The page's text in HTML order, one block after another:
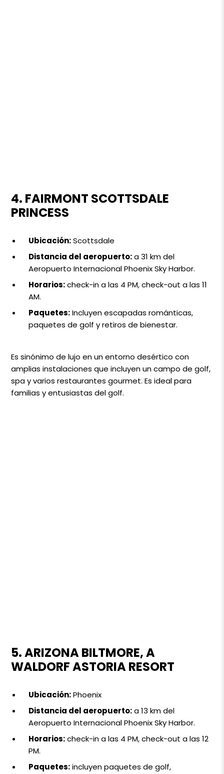
4. FAIRMONT SCOTTSDALE
PRINCESS
Ubicación:Scottsdale
Distancia del aeropuerto:a 31 km del
Aeropuerto Internacional Phoenix Sky Harbor.
Horarios:check-in a las 4 PM, check-out a las 11
AM.
Paquetes:Incluyen escapadas románticas,
paquetes de golf y retiros de bienestar.
Es sinónimo de lujo en un entorno desértico con
amplias instalaciones que incluyen un campo de golf,
spa y varios restaurantes gourmet. Es ideal para
familias y entusiastas del golf.
5. ARIZONA BILTMORE, A
WALDORF ASTORIA RESORT
Ubicación:Phoenix
Distancia del aeropuerto:a 13 km del
Aeropuerto Internacional Phoenix Sky Harbor.
Horarios:check-in a las 4 PM, check-out a las 12
PM.
Paquetes:incluyen paquetes de golf,